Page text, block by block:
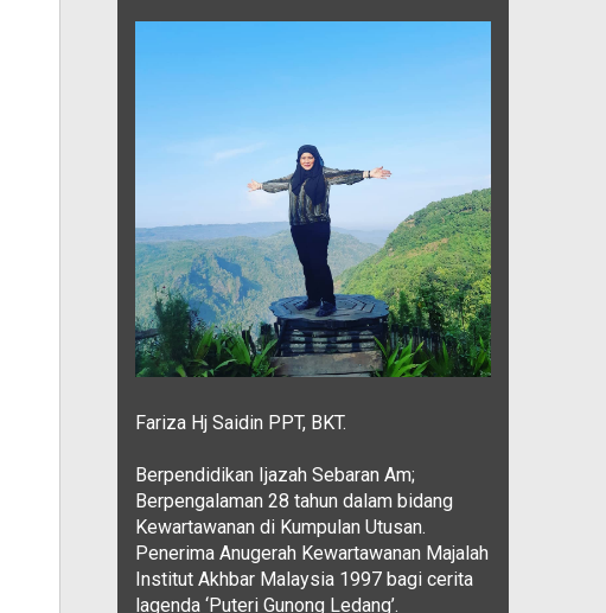
Fariza Hj Saidin PPT, BKT.
Berpendidikan Ijazah Sebaran Am;
Berpengalaman 28 tahun dalam bidang
Kewartawanan di Kumpulan Utusan.
Penerima Anugerah Kewartawanan Majalah
Institut Akhbar Malaysia 1997 bagi cerita
lagenda ‘Puteri Gunong Ledang’.